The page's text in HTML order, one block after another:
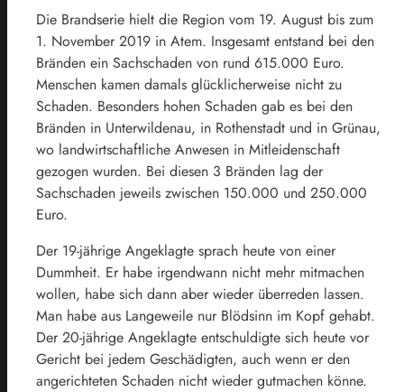
Die Brandserie hielt die Region vom 19. August bis zum
1. November 2019 in Atem. Insgesamt entstand bei den
Bränden ein Sachschaden von rund 615.000 Euro.
Menschen kamen damals glücklicherweise nicht zu
Schaden. Besonders hohen Schaden gab es bei den
Bränden in Unterwildenau, in Rothenstadt und in Grünau,
wo landwirtschaftliche Anwesen in Mitleidenschaft
gezogen wurden. Bei diesen 3 Bränden lag der
Sachschaden jeweils zwischen 150.000 und 250.000
Euro.
Der 19-jährige Angeklagte sprach heute von einer
Dummheit. Er habe irgendwann nicht mehr mitmachen
wollen, habe sich dann aber wieder überreden lassen.
Man habe aus Langeweile nur Blödsinn im Kopf gehabt.
Der 20-jährige Angeklagte entschuldigte sich heute vor
Gericht bei jedem Geschädigten, auch wenn er den
angerichteten Schaden nicht wieder gutmachen könne.